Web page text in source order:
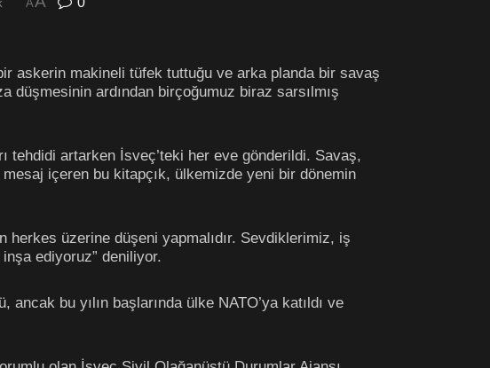
A
askerin makineli tüfek tuttuğu ve arka planda bir savaş
düşmesinin ardından birçoğumuz biraz sarsılmış
tehdidi artarken İsveç’teki her eve gönderildi. Savaş,
içeren bu kitapçık, ülkemizde yeni bir dönemin
herkes üzerine düşeni yapmalıdır. Sevdiklerimiz, iş
ediyoruz” deniliyor.
bu yılın başlarında ülke NATO’ya katıldı ve